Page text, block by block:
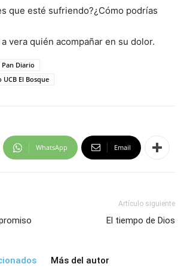
que esté sufriendo?¿Cómo podrías
vera quién acompañar en su dolor.
Diario
UCB El Bosque
WhatsApp Email
Artículo siguiente
El tiempo de Dios
Más del autor